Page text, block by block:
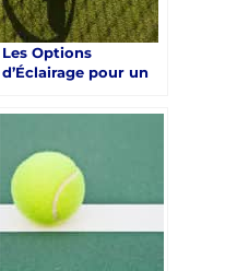
Les Options
d’Éclairage pour un
Toulon dans le Var